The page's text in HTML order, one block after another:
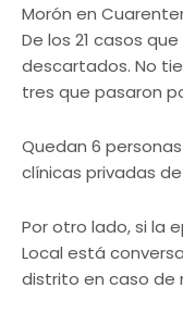
Morón en
De los 21 casos
descartados. No
tres que pasaron
Quedan 6
clínicas privadas de
Por otro lado, si la
Local está
distrito en caso de